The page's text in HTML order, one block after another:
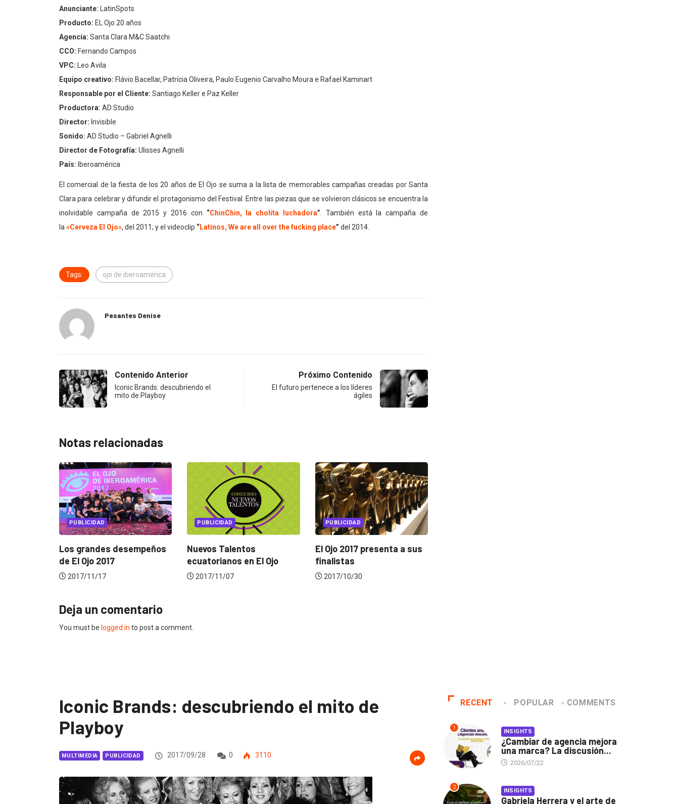
Anunciante: LatinSpots
Producto: EL Ojo 20 años
Agencia: Santa Clara M&C Saatchi
CCO: Fernando Campos
VPC: Leo Avila
Equipo creativo: Flávio Bacellar, Patrícia Oliveira, Paulo Eugenio Carvalho Moura e Rafael Kaminart
Responsable por el Cliente: Santiago Keller e Paz Keller
Productora: AD Studio
Director: Invisible
Sonido: AD Studio – Gabriel Agnelli
Director de Fotografía: Ulisses Agnelli
País: Iberoamérica
El comercial de la fiesta de los 20 años de El Ojo se suma a la lista de memorables campañas creadas por Santa
Clara para celebrar y difundir el protagonismo del Festival. Entre las piezas que se volvieron clásicos se encuentra la
inolvidable campaña de 2015 y 2016 con “ChinChin, la cholita luchadora”. También está la campaña de
la«Cerveza El Ojo», del 2011; y el videoclip “Latinos, We are all over the fucking place” del 2014.
Tags: ojo de iberoamérica
Pesantes Denise
Contenido Anterior
Iconic Brands: descubriendo el
mito de Playboy
Próximo Contenido
El futuro pertenece a los líderes
ágiles
Notas relacionadas
desempeños
PUBLICIDAD
Nuevos Talentos
ecuatorianos en El Ojo
2017/11/07
PUBLICIDAD
El Ojo 2017 presenta a sus
finalistas
2017/10/30
PUBLICIDAD
Los grandes desempeños
de El Ojo 2017
2017/11/17
Deja un comentario
You must be logged in to post a comment.
Iconic Brands: descubriendo el mito de
Playboy
MULTIMEDIA PUBLICIDAD 2017/09/28 0 3110
RECENT POPULAR COMMENTS
1 INSIGHTS
¿Cambiar de agencia mejora
una marca? La discusión...
2026/07/22
2 INSIGHTS
Gabriela Herrera y el arte de